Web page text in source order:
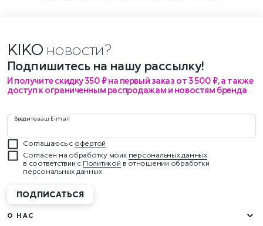
KIKO новост
Подпишитесь на нашу рассылку!
И получите скидку 350 ₽ на первый заказ от 3 500 ₽, а также
доступ к ограниченным распродажам и новостям бренда
Введите ваш E-mail
Соглашаюсь с офертой
Согласен на обработку моих персональных данных
в соответствии с Политикой в отношении обработки
персональных данных
ПОДПИСАТЬСЯ
О НАС